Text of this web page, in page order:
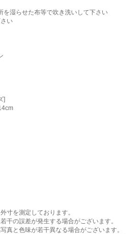
を湿らせた布等で吹き洗いして下さい
い
]
寸を測定しております。
干の誤差が発生する場合がございます。
真と色味が若干異なる場合がございます。